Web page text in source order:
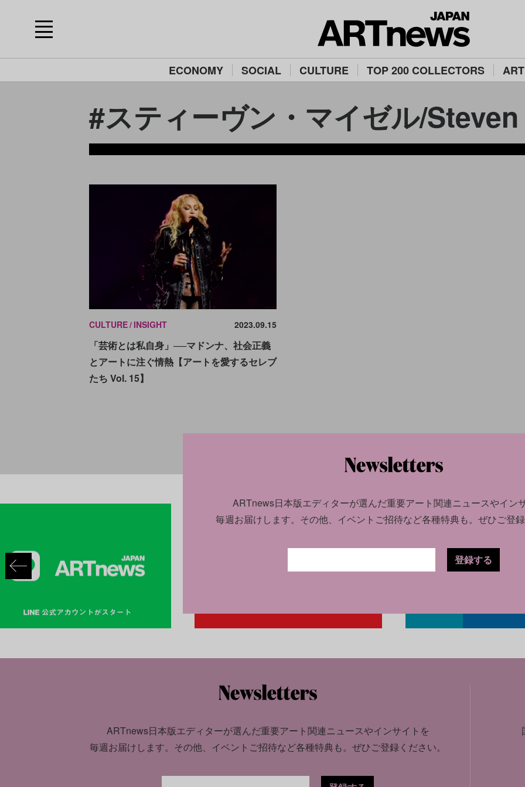
ECONOMY SOCIAL CULTURE TOP 200 COLLECTORS
#スティーヴン・マイゼル/
CULTURE INSIGHT 2023.09.15
「芸術とは私自身」──マドンナ、社会正義
とアートに注ぐ情熱【アートを愛するセレブ
たち Vol. 15】
ARTnews日本版エディターが選んだ重要アート関連ニュースやインサイトを
毎週お届けします。 その他、イベントご招待など各種特典も。 ぜひご登録ください。
ARTnews日本版エディターが選んだ重要アート関連ニュースやイン
毎週お届けします。 その他、イベントご招待など各種特典も。ぜひご登録
登録する